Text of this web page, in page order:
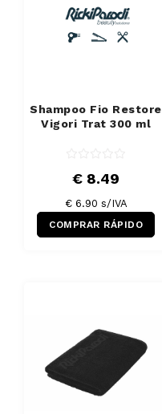
Shampoo Fio Restore
Vigori Trat 300 ml
€ 8.49
€ 6.90 s/IVA
COMPRAR RÁPIDO